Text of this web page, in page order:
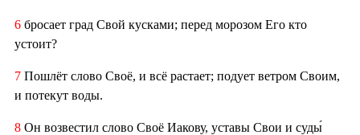
6 бросает град Свой кусками; перед морозом Его кто
устоит?
7 Пошлёт слово Своё, и всё растает; подует ветром Своим,
и потекут воды.
8 Он возвестил слово Своё Иакову, уставы Свои и суды́